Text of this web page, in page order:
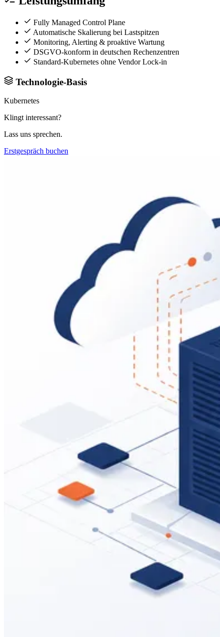
Fully Managed Control Plane
Automatische Skalierung bei Lastspitzen
Monitoring, Alerting & proaktive Wartung
DSGVO-konform in deutschen Rechenzentren
Standard-Kubernetes ohne Vendor Lock-in
Technologie-Basis
Kubernetes
Klingt interessant?
Lass uns sprechen.
Erstgespräch buchen